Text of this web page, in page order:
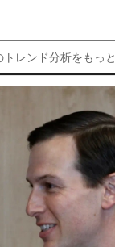
トレンド分析をもっ